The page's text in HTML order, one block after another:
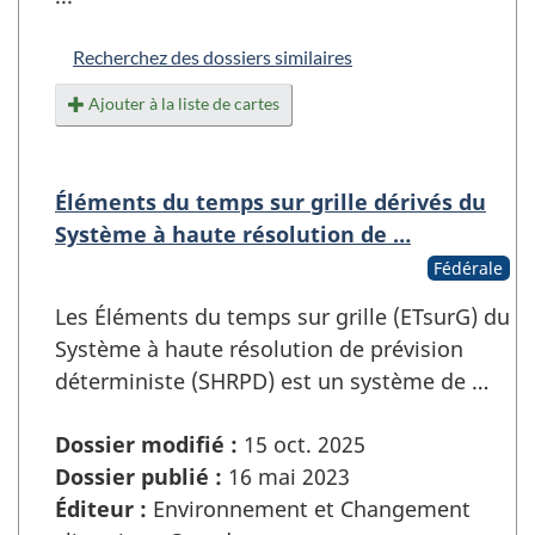
Recherchez des dossiers similaires
Ajouter à la liste de cartes
Éléments du temps sur grille dérivés du
Système à haute résolution de …
Fédérale
Les Éléments du temps sur grille (ETsurG) du
Système à haute résolution de prévision
déterministe (SHRPD) est un système de …
Dossier modifié : 15 oct. 2025
Dossier publié : 16 mai 2023
Éditeur : Environnement et Changement